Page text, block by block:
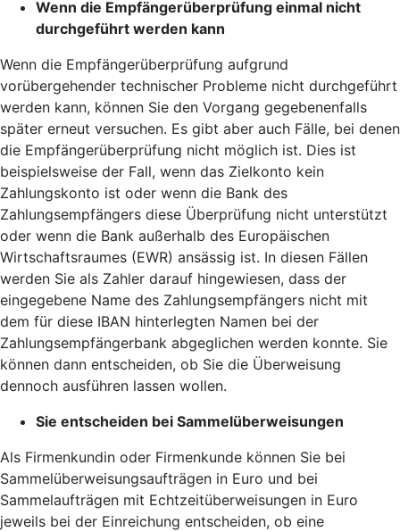
Wenn die Empfängerüberprüfung einmal nicht
durchgeführt werden kann
Wenn die Empfängerüberprüfung aufgrund
vorübergehender technischer Probleme nicht durchgeführt
werden kann, können Sie den Vorgang gegebenenfalls
später erneut versuchen. Es gibt aber auch Fälle, bei denen
die Empfängerüberprüfung nicht möglich ist. Dies ist
beispielsweise der Fall, wenn das Zielkonto kein
Zahlungskonto ist oder wenn die Bank des
Zahlungsempfängers diese Überprüfung nicht unterstützt
oder wenn die Bank außerhalb des Europäischen
Wirtschaftsraumes (EWR) ansässig ist. In diesen Fällen
werden Sie als Zahler darauf hingewiesen, dass der
eingegebene Name des Zahlungsempfängers nicht mit
dem für diese IBAN hinterlegten Namen bei der
Zahlungsempfängerbank abgeglichen werden konnte. Sie
können dann entscheiden, ob Sie die Überweisung
dennoch ausführen lassen wollen.
Sie entscheiden bei Sammelüberweisungen
Als Firmenkundin oder Firmenkunde können Sie bei
Sammelüberweisungsaufträgen in Euro und bei
Sammelaufträgen mit Echtzeitüberweisungen in Euro
jeweils bei der Einreichung entscheiden, ob eine